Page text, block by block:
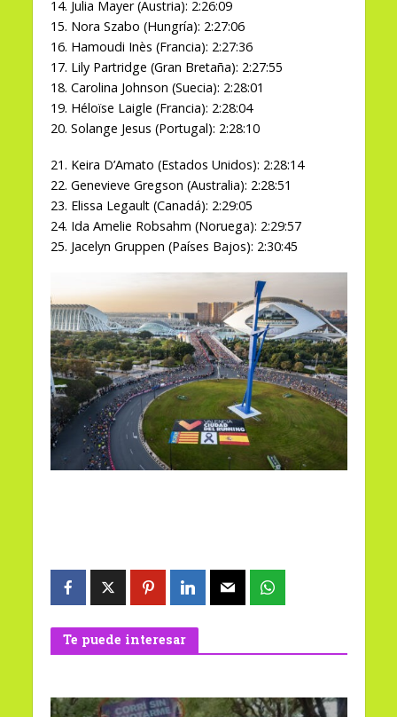
14. Julia Mayer (Austria): 2:26:09
15. Nora Szabo (Hungría): 2:27:06
16. Hamoudi Inès (Francia): 2:27:36
17. Lily Partridge (Gran Bretaña): 2:27:55
18. Carolina Johnson (Suecia): 2:28:01
19. Héloïse Laigle (Francia): 2:28:04
20. Solange Jesus (Portugal): 2:28:10
21. Keira D’Amato (Estados Unidos): 2:28:14
22. Genevieve Gregson (Australia): 2:28:51
23. Elissa Legault (Canadá): 2:29:05
24. Ida Amelie Robsahm (Noruega): 2:29:57
25. Jacelyn Gruppen (Países Bajos): 2:30:45
Te puede interesar